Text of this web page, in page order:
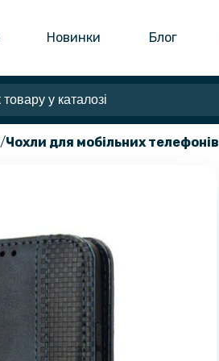
Новинки Блог
Чохли для мобільних телефонів